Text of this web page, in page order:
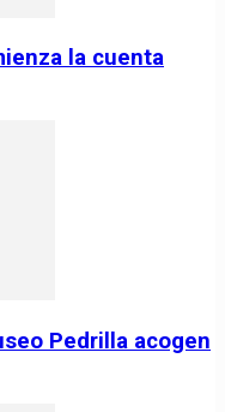
la cuenta
Pedrilla acogen